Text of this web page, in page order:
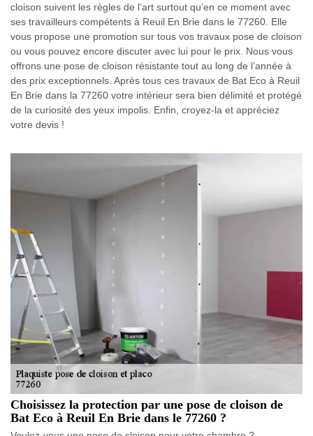
cloison suivent les règles de l’art surtout qu’en ce moment avec
ses travailleurs compétents à Reuil En Brie dans le 77260. Elle
vous propose une promotion sur tous vos travaux pose de cloison
ou vous pouvez encore discuter avec lui pour le prix. Nous vous
offrons une pose de cloison résistante tout au long de l’année à
des prix exceptionnels. Après tous ces travaux de Bat Eco à Reuil
En Brie dans la 77260 votre intérieur sera bien délimité et protégé
de la curiosité des yeux impolis. Enfin, croyez-la et appréciez
votre devis !
Choisissez la protection par une pose de cloison de
Bat Eco à Reuil En Brie dans le 77260 ?